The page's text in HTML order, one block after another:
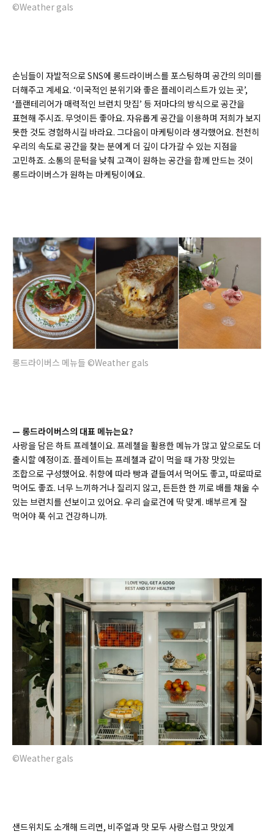
©Weather gals
손님들이 자발적으로 SNS에 롱드라이버스를 포스팅하며 공간의 의미를
더해주고 계세요. ‘이국적인 분위기와 좋은 플레이리스트가 있는 곳’,
‘플랜테리어가 매력적인 브런치 맛집’ 등 저마다의 방식으로 공간을
표현해 주시죠. 무엇이든 좋아요. 자유롭게 공간을 이용하며 저희가 보지
못한 것도 경험하시길 바라요. 그다음이 마케팅이라 생각했어요. 천천히
우리의 속도로 공간을 찾는 분에게 더 깊이 다가갈 수 있는 지점을
고민하죠. 소통의 문턱을 낮춰 고객이 원하는 공간을 함께 만드는 것이
롱드라이버스가 원하는 마케팅이에요.
롱드라이버스 메뉴들 ©Weather gals
— 롱드라이버스의 대표 메뉴는요?
사랑을 담은 하트 프레첼이요. 프레첼을 활용한 메뉴가 많고 앞으로도 더
출시할 예정이죠. 플레이트는 프레첼과 같이 먹을 때 가장 맛있는
조합으로 구성했어요. 취향에 따라 빵과 곁들여서 먹어도 좋고, 따로따로
먹어도 좋죠. 너무 느끼하거나 질리지 않고, 든든한 한 끼로 배를 채울 수
있는 브런치를 선보이고 있어요. 우리 슬로건에 딱 맞게. 배부르게 잘
먹어야 푹 쉬고 건강하니까.
©Weather gals
샌드위치도 소개해 드리면, 비주얼과 맛 모두 사랑스럽고 맛있게